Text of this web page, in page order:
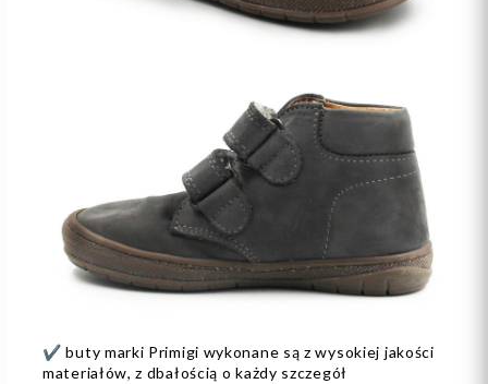
✔️ buty marki Primigi wykonane są z wysokiej jakości
materiałów, z dbałością o każdy szczegół